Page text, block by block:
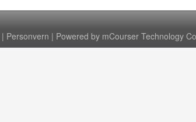
| Personvern | Powered by mCourser Technology